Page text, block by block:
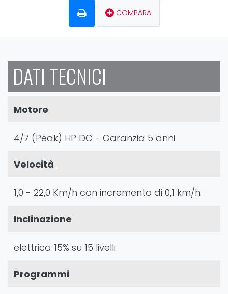
COMPARA
DATI TECNICI
Motore
4/7 (Peak) HP DC - Garanzia 5 anni
Velocità
1,0 - 22,0 Km/h con incremento di 0,1 km/h
Inclinazione
elettrica 15% su 15 livelli
Programmi